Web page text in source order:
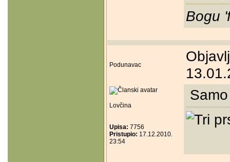
Bogu
Podunavac
Lovčina
Upisa: 7756
Pristupio: 17.12.2010.
23:54